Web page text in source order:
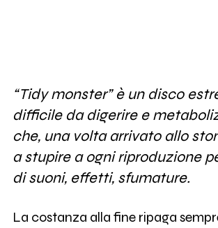
“Tidy monster” è un disco
difficile da digerire e
che, una volta arrivato allo
a stupire a ogni riproduzione
di suoni, effetti, sfumature.
La costanza alla fine ripaga